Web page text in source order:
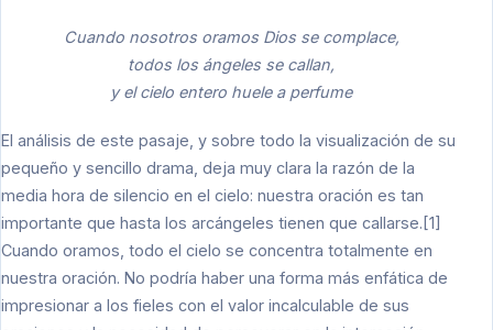
Cuando nosotros oramos Dios se complace,
todos los ángeles se callan,
y el cielo entero huele a perfume
El análisis de este pasaje, y sobre todo la visualización de su
pequeño y sencillo drama, deja muy clara la razón de la
media hora de silencio en el cielo: nuestra oración es tan
importante que hasta los arcángeles tienen que callarse.[1]
Cuando oramos, todo el cielo se concentra totalmente en
nuestra oración. No podría haber una forma más enfática de
impresionar a los fieles con el valor incalculable de sus